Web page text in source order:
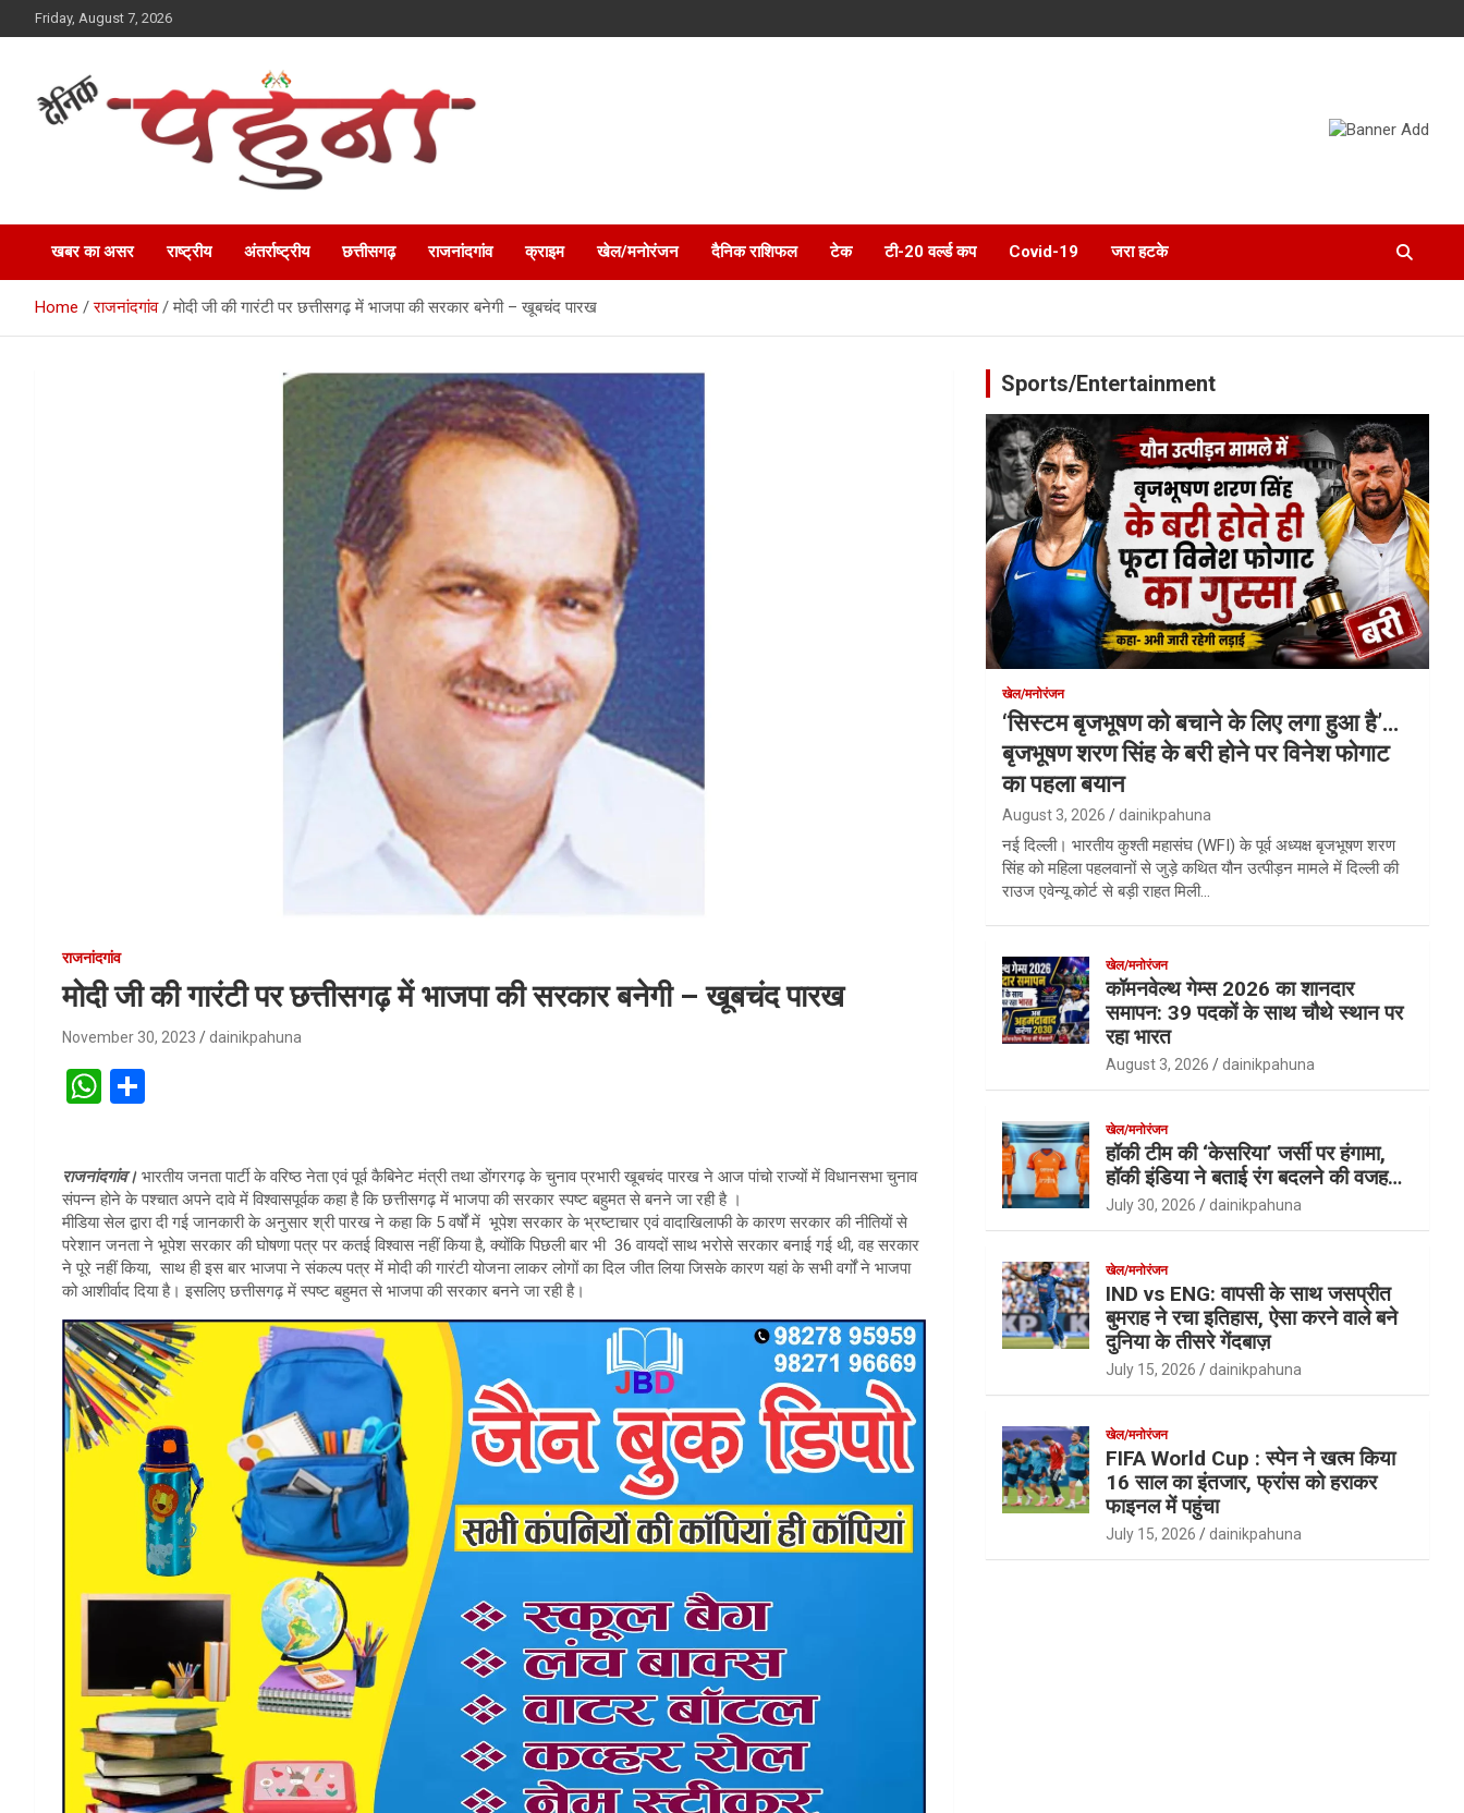
to
Friday, August 7, 2026
Dainik Pahuna
खबर का असर राष्ट्रीय अंतर्राष्ट्रीय छत्तीसगढ़ राजनांदगांव क्राइम खेल/मनोरंजन दैनिक राशिफल टेक टी-20 वर्ल्ड कप Covid-19 जरा हटके
Home राजनांदगांव मोदी जी की गारंटी पर छत्तीसगढ़ में भाजपा की सरकार बनेगी – खूबचंद पारख
राजनांदगांव
मोदी जी की गारंटी पर छत्तीसगढ़ में भाजपा की सरकार बनेगी – खूबचंद पारख
November 30, 2023 dainikpahuna
W
s
A
p
p
e
राजनांदगांव। भारतीय जनता पार्टी के वरिष्ठ नेता एवं पूर्व कैबिनेट मंत्री तथा डोंगरगढ़ के चुनाव प्रभारी खूबचंद पारख ने आज पांचो राज्यों में विधानसभा चुनाव
संपन्न होने के पश्चात अपने दावे में विश्वासपूर्वक कहा है कि छत्तीसगढ़ में भाजपा की सरकार स्पष्ट बहुमत से बनने जा रही है ।
मीडिया सेल द्वारा दी गई जानकारी के अनुसार श्री पारख ने कहा कि 5 वर्षों में भूपेश सरकार के भ्रष्टाचार एवं वादाखिलाफी के कारण सरकार की नीतियों से
परेशान जनता ने भूपेश सरकार की घोषणा पत्र पर कतई विश्वास नहीं किया है, क्योंकि पिछली बार भी 36 वायदों साथ भरोसे सरकार बनाई गई थी, वह सरकार
ने पूरे नहीं किया, साथ ही इस बार भाजपा ने संकल्प पत्र में मोदी की गारंटी योजना लाकर लोगों का दिल जीत लिया जिसके कारण यहां के सभी वर्गों ने भाजपा
को आशीर्वाद दिया है। इसलिए छत्तीसगढ़ में स्पष्ट बहुमत से भाजपा की सरकार बनने जा रही है।
Sports/Entertainment
खेल/मनोरंजन
‘सिस्टम बृजभूषण को बचाने के लिए लगा हुआ है’…
बृजभूषण शरण सिंह के बरी होने पर विनेश फोगाट
का पहला बयान
August 3, 2026 dainikpahuna
नई दिल्ली। भारतीय कुश्ती महासंघ (WFI) के पूर्व अध्यक्ष बृजभूषण शरण
सिंह को महिला पहलवानों से जुड़े कथित यौन उत्पीड़न मामले में दिल्ली की
राउज एवेन्यू कोर्ट से बड़ी राहत मिली…
खेल/मनोरंजन
कॉमनवेल्थ गेम्स 2026 का शानदार
समापन: 39 पदकों के साथ चौथे स्थान पर
रहा भारत
August 3, 2026 dainikpahuna
खेल/मनोरंजन
हॉकी टीम की ‘केसरिया’ जर्सी पर हंगामा,
हॉकी इंडिया ने बताई रंग बदलने की वजह…
July 30, 2026 dainikpahuna
खेल/मनोरंजन
IND vs ENG: वापसी के साथ जसप्रीत
बुमराह ने रचा इतिहास, ऐसा करने वाले बने
दुनिया के तीसरे गेंदबाज़
July 15, 2026 dainikpahuna
खेल/मनोरंजन
FIFA World Cup : स्पेन ने खत्म किया
16 साल का इंतजार, फ्रांस को हराकर
फाइनल में पहुंचा
July 15, 2026 dainikpahuna